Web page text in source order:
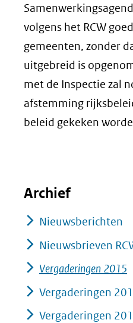
volgens het RCW
gemeenten, zonder
uitgebreid is
met de Inspectie zal
afstemming
beleid gekeken
Archief
Nieuwsberichten
Nieuwsbrieven
Vergaderingen 2015
Vergaderingen
Vergaderingen